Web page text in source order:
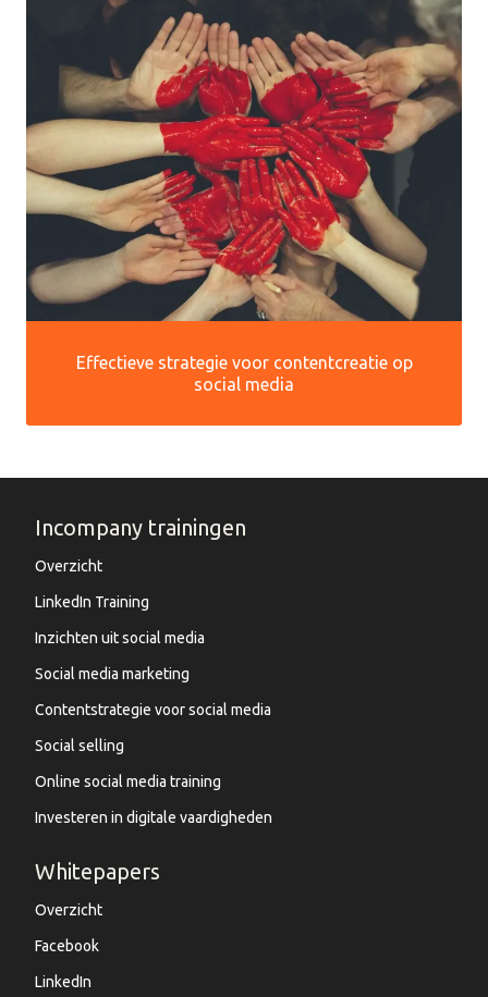
Effectieve strategie voor contentcreatie op
social media
Incompany trainingen
Overzicht
LinkedIn Training
Inzichten uit social media
Social media marketing
Contentstrategie voor social media
Social selling
Online social media training
Investeren in digitale vaardigheden
Whitepapers
Overzicht
Facebook
LinkedIn